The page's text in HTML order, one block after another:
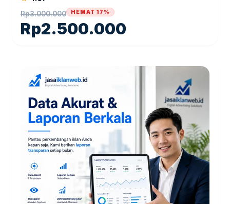
Rp3.000.000
Rp2.500.000
HEMAT 17%